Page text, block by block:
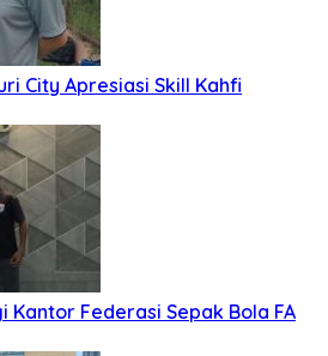
City Apresiasi Skill Kahfi
Kantor Federasi Sepak Bola FA